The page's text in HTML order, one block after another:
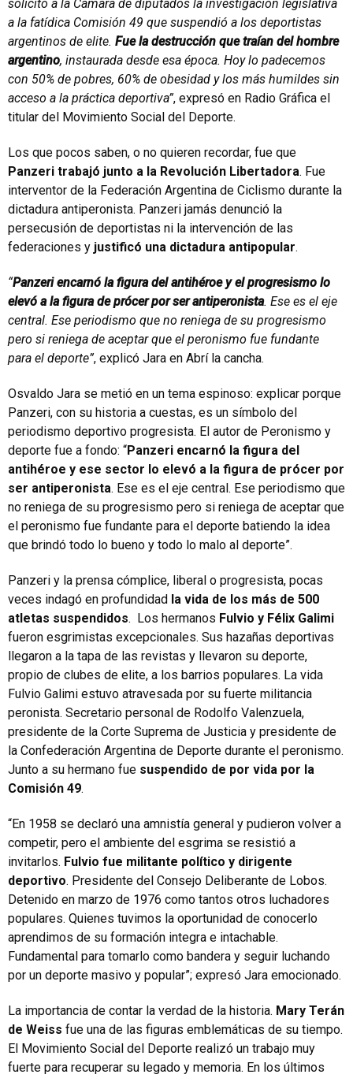
solicitó a la Cámara de diputados la investigación legislativa
a la fatídica Comisión 49 que suspendió a los deportistas
argentinos de elite. Fue la destrucción que traían del hombre
argentino, instaurada desde esa época. Hoy lo padecemos
con 50% de pobres, 60% de obesidad y los más humildes sin
acceso a la práctica deportiva”, expresó en Radio Gráfica el
titular del Movimiento Social del Deporte.
Los que pocos saben, o no quieren recordar, fue que
Panzeri trabajó junto a la Revolución Libertadora. Fue
interventor de la Federación Argentina de Ciclismo durante la
dictadura antiperonista. Panzeri jamás denunció la
persecusión de deportistas ni la intervención de las
federaciones y justificó una dictadura antipopular.
“Panzeri encarnó la figura del antihéroe y el progresismo lo
elevó a la figura de prócer por ser antiperonista. Ese es el eje
central. Ese periodismo que no reniega de su progresismo
pero si reniega de aceptar que el peronismo fue fundante
para el deporte”, explicó Jara en Abrí la cancha.
Osvaldo Jara se metió en un tema espinoso: explicar porque
Panzeri, con su historia a cuestas, es un símbolo del
periodismo deportivo progresista. El autor de Peronismo y
deporte fue a fondo: “Panzeri encarnó la figura del
antihéroe y ese sector lo elevó a la figura de prócer por
ser antiperonista. Ese es el eje central. Ese periodismo que
no reniega de su progresismo pero si reniega de aceptar que
el peronismo fue fundante para el deporte batiendo la idea
que brindó todo lo bueno y todo lo malo al deporte”.
Panzeri y la prensa cómplice, liberal o progresista, pocas
veces indagó en profundidad la vida de los más de 500
atletas suspendidos. Los hermanos Fulvio y Félix Galimi
fueron esgrimistas excepcionales. Sus hazañas deportivas
llegaron a la tapa de las revistas y llevaron su deporte,
propio de clubes de elite, a los barrios populares. La vida
Fulvio Galimi estuvo atravesada por su fuerte militancia
peronista. Secretario personal de Rodolfo Valenzuela,
presidente de la Corte Suprema de Justicia y presidente de
la Confederación Argentina de Deporte durante el peronismo.
Junto a su hermano fue suspendido de por vida por la
Comisión 49.
“En 1958 se declaró una amnistía general y pudieron volver a
competir, pero el ambiente del esgrima se resistió a
invitarlos. Fulvio fue militante político y dirigente
deportivo. Presidente del Consejo Deliberante de Lobos.
Detenido en marzo de 1976 como tantos otros luchadores
populares. Quienes tuvimos la oportunidad de conocerlo
aprendimos de su formación integra e intachable.
Fundamental para tomarlo como bandera y seguir luchando
por un deporte masivo y popular”; expresó Jara emocionado.
La importancia de contar la verdad de la historia. Mary Terán
de Weiss fue una de las figuras emblemáticas de su tiempo.
El Movimiento Social del Deporte realizó un trabajo muy
fuerte para recuperar su legado y memoria. En los últimos